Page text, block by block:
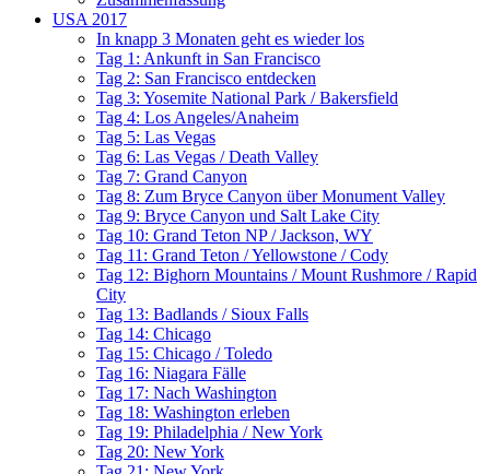
USA 2017
In knapp 3 Monaten geht es wieder los
Tag 1: Ankunft in San Francisco
Tag 2: San Francisco entdecken
Tag 3: Yosemite National Park / Bakersfield
Tag 4: Los Angeles/Anaheim
Tag 5: Las Vegas
Tag 6: Las Vegas / Death Valley
Tag 7: Grand Canyon
Tag 8: Zum Bryce Canyon über Monument Valley
Tag 9: Bryce Canyon und Salt Lake City
Tag 10: Grand Teton NP / Jackson, WY
Tag 11: Grand Teton / Yellowstone / Cody
Tag 12: Bighorn Mountains / Mount Rushmore / Rapid
City
Tag 13: Badlands / Sioux Falls
Tag 14: Chicago
Tag 15: Chicago / Toledo
Tag 16: Niagara Fälle
Tag 17: Nach Washington
Tag 18: Washington erleben
Tag 19: Philadelphia / New York
Tag 20: New York